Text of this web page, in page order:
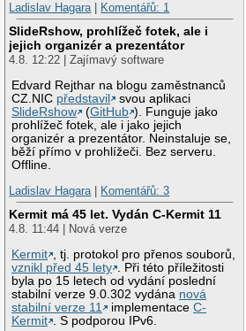
Ladislav Hagara| Komentářů: 1
SlideRshow, prohlížeč fotek, ale i
jejich organizér a prezentátor
4.8. 12:22 | Zajímavý software
Edvard Rejthar na blogu zaměstnanců
CZ.NIC představil
svou aplikaci
SlideRshow
(GitHub ). Funguje jako
prohlížeč fotek, ale i jako jejich
organizér a prezentátor. Neinstaluje se,
běží přímo v prohlížeči. Bez serveru.
Offline.
Ladislav Hagara| Komentářů: 3
Kermit má 45 let. Vydán C-Kermit 11
4.8. 11:44 | Nová verze
Kermit
, tj. protokol pro přenos souborů,
vznikl před 45 lety
. Při této příležitosti
byla po 15 letech od vydání poslední
stabilní verze 9.0.302 vydána nová
stabilní verze 11
implementaceC-
Kermit
. S podporou IPv6.